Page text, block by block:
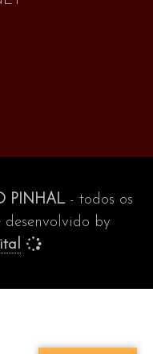
PINHAL- todos os
desenvolvido by